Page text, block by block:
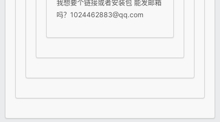
我想要个链接或者安装包 能发邮箱
吗？1024462883@qq.com